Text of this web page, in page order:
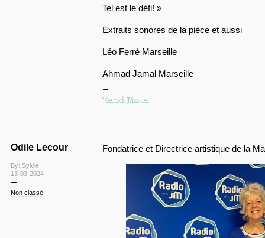
Tel est le défi! »
Extraits sonores de la pièce et aussi
Léo Ferré Marseille
Ahmad Jamal Marseille
Read More
Odile Lecour
By: Sylvie
13-03-2024
Non classé
Fondatrice et Directrice artistique de la